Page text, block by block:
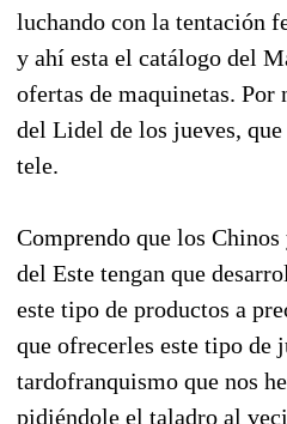
luchando con la tentación
y ahí esta el catálogo del
ofertas de maquinetas. Por
del Lidel de los jueves,
tele.
Comprendo que los
del Este tengan que
este tipo de productos a
que ofrecerles este tipo de
tardofranquismo que nos
pidiéndole el taladro al